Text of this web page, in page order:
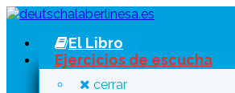
El Libro
Ejercicios de escucha
cerrar